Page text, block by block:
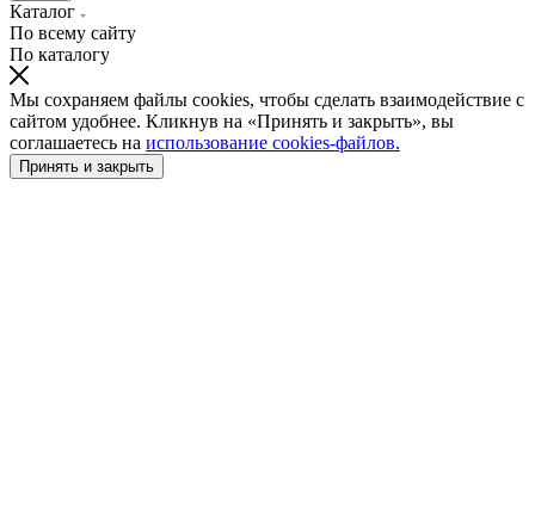
Каталог
По всему сайту
По каталогу
Мы сохраняем файлы cookies, чтобы сделать взаимодействие с
сайтом удобнее. Кликнув на «Принять и закрыть», вы
соглашаетесь на использование cookies-файлов.
Принять и закрыть